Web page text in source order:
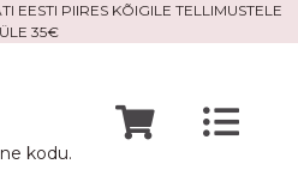
EESTI PIIRES KÕIGILE TELLIMUSTELE
ÜLE 35€
kodu.